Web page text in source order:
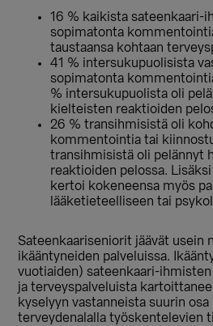
16 % kaikista sateenkaari-
sopimatonta
taustaansa kohtaan
41 % intersukupuolisista
sopimatonta
% intersukupuolista oli
kielteisten reaktioiden
26 % transihmisistä oli
kommentointia tai
transihmisistä oli pelännyt
reaktioiden pelossa.
kertoi kokeneensa myös
lääketieteelliseen tai
Sateenkaariseniorit jäävät usein
ikääntyneiden palveluissa.
vuotiaiden) sateenkaari-
ja terveyspalveluista
kyselyyn vastanneista suurin
terveydenalalla työskentelevien